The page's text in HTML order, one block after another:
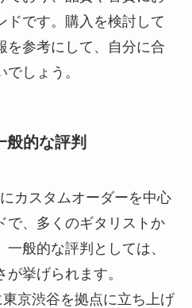
ドです。購入を検討して
を参考にして、自分に合
しょう。
的な評判
カスタムオーダーを中心
で、多くのギタリストか
般的な評判としては、
挙げられます。
京渋谷を拠点に立ち上げ